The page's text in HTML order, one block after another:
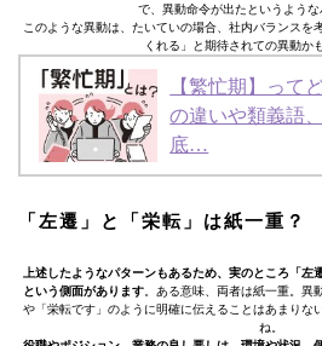
で、異動命令が出たというような
このような異動は、たいていの場合、社内バランスを
くれる」と期待されての異動か
【繁忙期】って
の違いや類義語
底…
「左遷」と「栄転」は紙一重？
上述したようなパターンもあるため、実のところ「
という側面があります 。ある意味、両者は紙一重。異
や「栄転です」のように明確に伝えることはあまりな
ね。